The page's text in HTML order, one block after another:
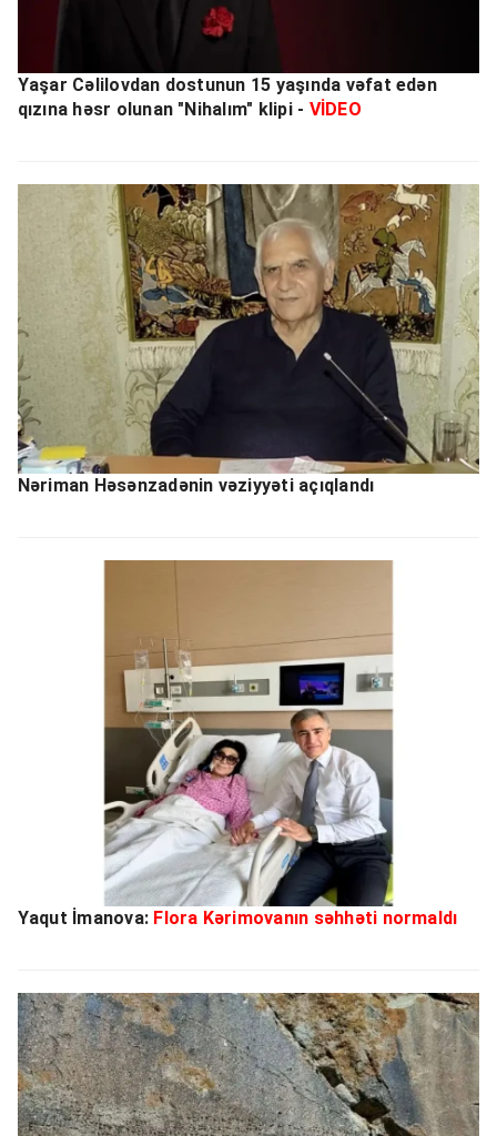
Yaşar Cəlilovdan dostunun 15 yaşında vəfat edən
qızına həsr olunan "Nihalım" klipi - VİDEO
Nəriman Həsənzadənin vəziyyəti açıqlandı
Yaqut İmanova: Flora Kərimovanın səhhəti normaldı